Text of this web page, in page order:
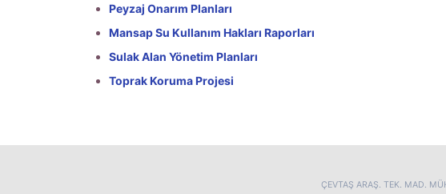
Peyzaj Onarım Planları
Mansap Su Kullanım Hakları Raporları
Sulak Alan Yönetim Planları
Toprak Koruma Projesi
ÇEVTAŞ ARAŞ. TEK. MAD.